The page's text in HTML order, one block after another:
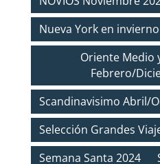
Nueva York en invierno
Oriente Medio
Febrero/
Scandinavisimo Abril/
Selección Grandes
Semana Santa 2024